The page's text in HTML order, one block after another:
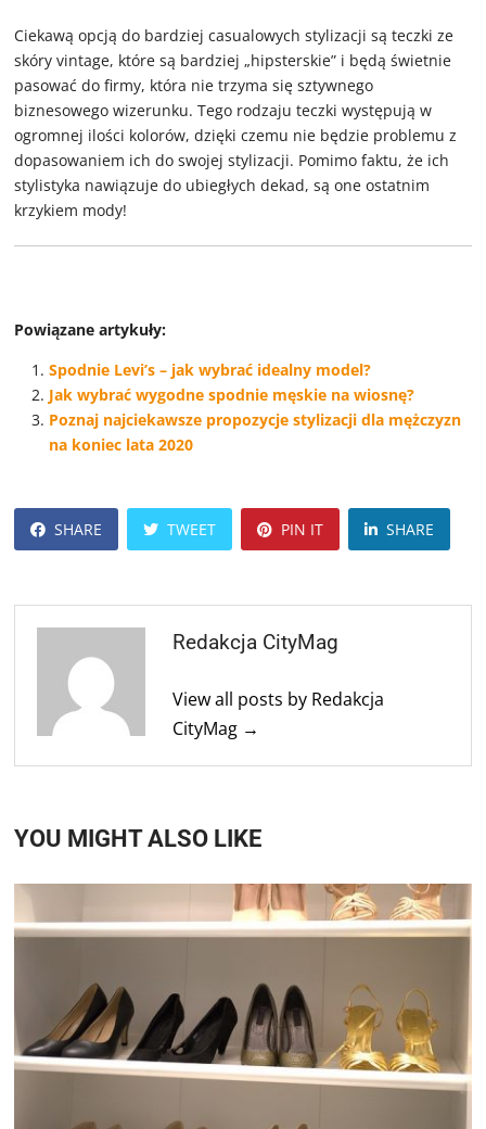
Ciekawą opcją do bardziej casualowych stylizacji są teczki ze
skóry vintage, które są bardziej „hipsterskie” i będą świetnie
pasować do firmy, która nie trzyma się sztywnego
biznesowego wizerunku. Tego rodzaju teczki występują w
ogromnej ilości kolorów, dzięki czemu nie będzie problemu z
dopasowaniem ich do swojej stylizacji. Pomimo faktu, że ich
stylistyka nawiązuje do ubiegłych dekad, są one ostatnim
krzykiem mody!
Powiązane artykuły:
Spodnie Levi’s – jak wybrać idealny model?
Jak wybrać wygodne spodnie męskie na wiosnę?
Poznaj najciekawsze propozycje stylizacji dla mężczyzn
na koniec lata 2020
SHARE TWEET PIN IT SHARE
Redakcja CityMag
View all posts by Redakcja
CityMag →
YOU MIGHT ALSO LIKE